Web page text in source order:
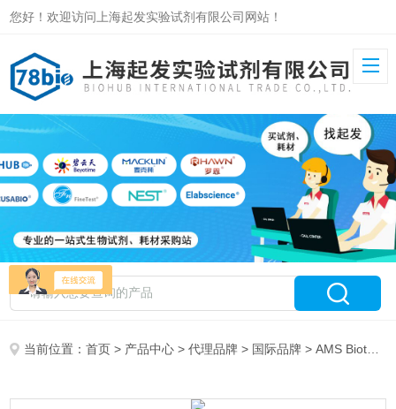
您好！欢迎访问上海起发实验试剂有限公司网站！
当前位置：首页 > 产品中心 >代理品牌 > 国际品牌 > AMS Biotechnology特约代理